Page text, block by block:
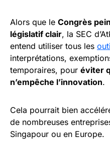
Alors que le Congrès
législatif clair, la SEC
entend utiliser tous les
interprétations,
temporaires, pour éviter
n’empêche l’innovation.
Cela pourrait bien
de nombreuses
Singapour ou en Europe.